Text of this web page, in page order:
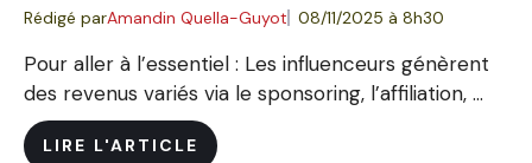
Rédigé parAmandin Quella-Guyot 08/11/2025 à 8h30
Pour aller à l’essentiel : Les influenceurs génèrent
des revenus variés via le sponsoring, l’affiliation, ...
LIRE L'ARTICLE